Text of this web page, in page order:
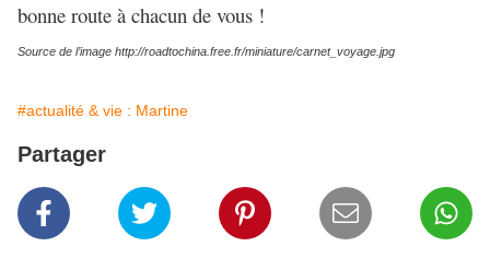
bonne route à chacun de vous !
Source de l’image http://roadtochina.free.fr/miniature/carnet_voyage.jpg
#actualité & vie : Martine
Partager